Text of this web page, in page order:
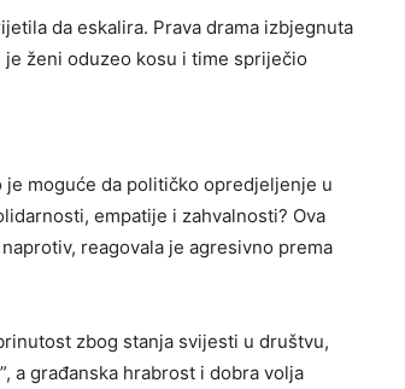
da eskalira. Prava drama izbjegnuta
ženi oduzeo kosu i time spriječio
moguće da političko opredjeljenje u
empatije i zahvalnosti? Ova
reagovala je agresivno prema
zbog stanja svijesti u društvu,
a građanska hrabrost i dobra volja